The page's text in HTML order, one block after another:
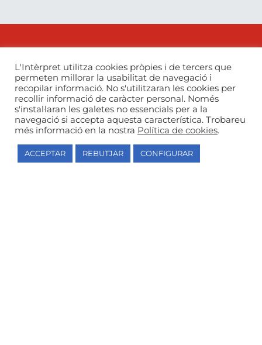
973 26 39 06
l-interpret@l-interpret.com
C. Dolors Lolín Sabaté, 11, 25003, Lleida
L'Intèrpret utilitza cookies pròpies i de tercers que
permeten millorar la usabilitat de navegació i
recopilar informació. No s'utilitzaran les cookies per
recollir informació de caràcter personal. Només
s'instal·laran les galetes no essencials per a la
navegació si accepta aquesta característica. Trobareu
més informació en la nostra Política de cookies.
ACCEPTAR REBUTJAR CONFIGURAR